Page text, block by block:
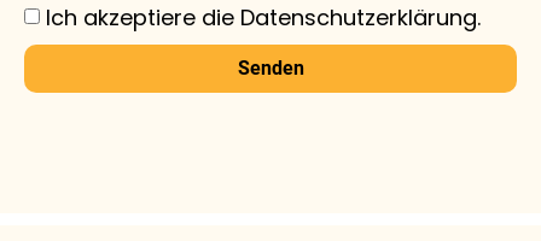
Ich akzeptiere die Datenschutzerklärung.
Senden